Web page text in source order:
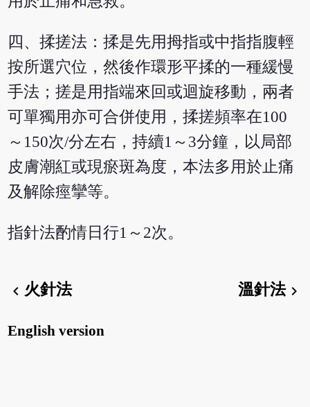
四、揉搓法：揉是先用拇指或中指指腹輕
按所選穴位，然後作環形平揉的一種緩慢
手法；搓是用指端來回或迴旋移動，兩者
可單獨用亦可合併使用，揉搓頻率在100
～150次/分左右，持續1～3分鐘，以局部
皮膚潮紅或現瘀斑為度，本法多用於止痛
及解除痙攣等。
指針法酌情日行1～2次。
chevron_left火針法 溫針法chevron_right
English version